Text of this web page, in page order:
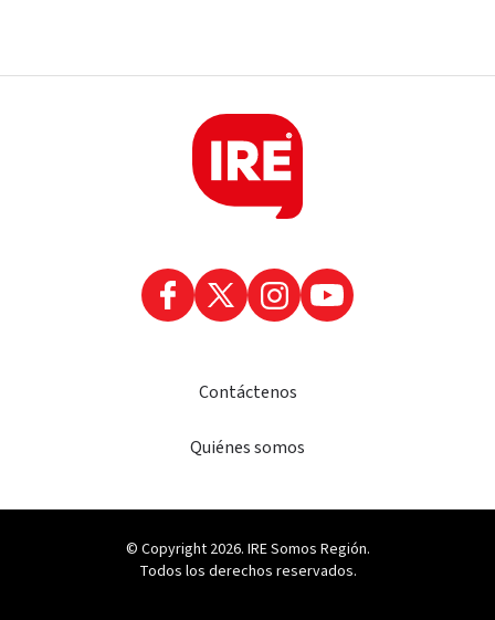
Contáctenos
Quiénes somos
© Copyright 2026. IRE Somos Región.
Todos los derechos reservados.